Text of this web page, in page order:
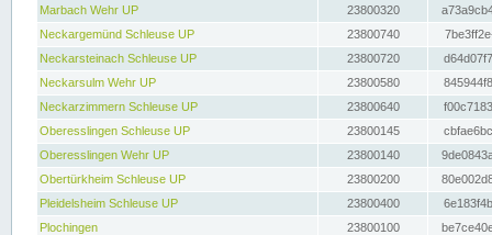
Marbach Wehr UP
23800320
Neckargemünd Schleuse UP
23800740
Neckarsteinach Schleuse UP
23800720
Neckarsulm Wehr UP
23800580
Neckarzimmern Schleuse UP
23800640
Oberesslingen Schleuse UP
23800145
Oberesslingen Wehr UP
23800140
Obertürkheim Schleuse UP
23800200
Pleidelsheim Schleuse UP
23800400
Plochingen
23800100